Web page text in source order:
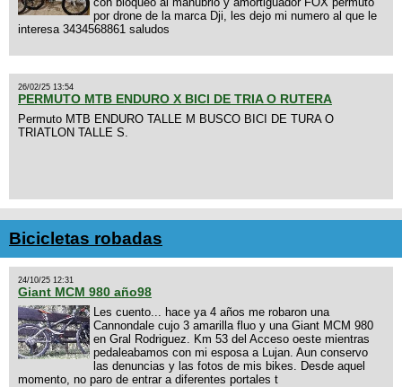
por drone de la marca Dji, les dejo mi numero al que le
interesa 3434568861 saludos
26/02/25 13:54
PERMUTO MTB ENDURO X BICI DE TRIA O RUTERA
Permuto MTB ENDURO TALLE M BUSCO BICI DE TURA O
TRIATLON TALLE S.
Bicicletas robadas
24/10/25 12:31
Giant MCM 980 año98
Les cuento... hace ya 4 años me robaron una
Cannondale cujo 3 amarilla fluo y una Giant MCM 980
en Gral Rodriguez. Km 53 del Acceso oeste mientras
pedaleabamos con mi esposa a Lujan. Aun conservo
las denuncias y las fotos de mis bikes. Desde aquel
momento, no paro de entrar a diferentes portales t